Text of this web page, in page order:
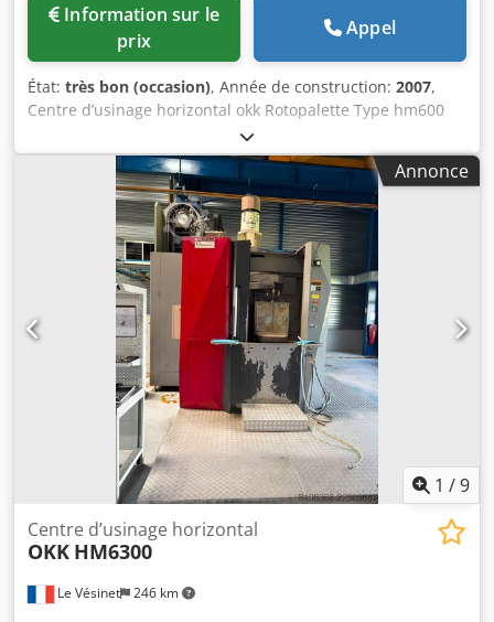
prix
Appel
État: très bon (occasion), Année de construction: 2007,
Centre d’usinage horizontal okk Rotopalette Type hm600
Année 2007 Cnc Fanuc séries 310 is-model a Magasin de
60 outils convoyeur à copeaux environ 30 porte-outils
attachement ISO 50 Benne à copeaux basculante et
fourchable GOUBARD Points de contrôle avec étagères et
éclairage, tabouret ventilateurs Présentoirs à outils,
double faces Cuve tampon 1 estrade structure aluminium
Dksdpfx Aezr Iibohzor
Annonce
1 /9
Le Vésinet 246 km
Centre d’usinage horizontal
OKK HM6300